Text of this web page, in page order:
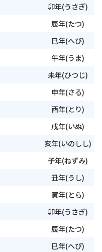
卯年(うさぎ)
辰年(たつ)
巳年(へび)
午年(うま)
未年(ひつじ)
申年(さる)
酉年(とり)
戌年(いぬ)
亥年(いのしし)
子年(ねずみ)
丑年(うし)
寅年(とら)
卯年(うさぎ)
辰年(たつ)
巳年(へび)